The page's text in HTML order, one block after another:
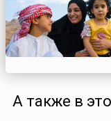
А также в